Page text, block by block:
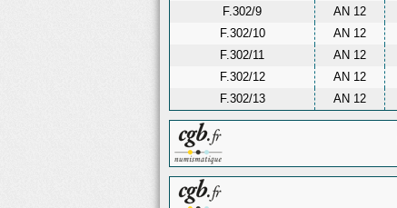
F.302/9
AN 12
F.302/10
AN 12
F.302/11
AN 12
F.302/12
AN 12
F.302/13
AN 12